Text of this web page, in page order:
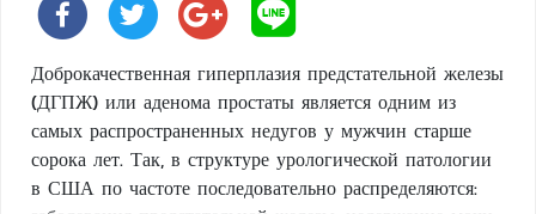
Доброкачественная гиперплазия предстательной железы
(ДГПЖ) или аденома простаты является одним из
самых распространенных недугов у мужчин старше
сорока лет. Так, в структуре урологической патологии
в США по частоте последовательно распределяются: